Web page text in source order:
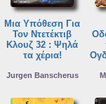
Μια Υπόθεση Για
Τον Ντετέκτιβ
Κλουζ 32 : Ψηλά
τα χέρια!
Jurgen Banscherus